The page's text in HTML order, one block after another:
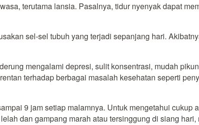
terutama lansia. Pasalnya, tidur nyenyak dapat
sel-sel tubuh yang terjadi sepanjang hari.
mengalami depresi, sulit konsentrasi, mudah
terhadap berbagai masalah kesehatan seperti
9 jam setiap malamnya. Untuk mengetahui
dan gampang marah atau tersinggung di siang